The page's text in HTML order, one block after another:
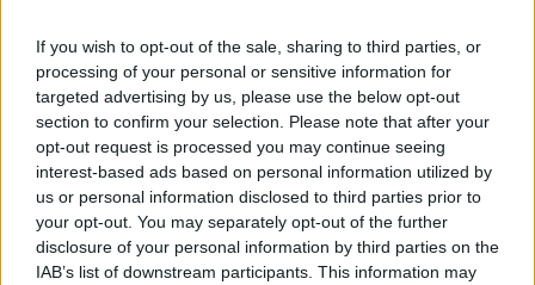
If you wish to opt-out of the sale, sharing to third parties, or
processing of your personal or sensitive information for
targeted advertising by us, please use the below opt-out
section to confirm your selection. Please note that after your
opt-out request is processed you may continue seeing
interest-based ads based on personal information utilized by
us or personal information disclosed to third parties prior to
your opt-out. You may separately opt-out of the further
disclosure of your personal information by third parties on the
IAB’s list of downstream participants. This information may
Kedvencekhez
T.Gábor|2014 augusztus 3. 17:00
A Google új Workshop szolgáltatása
segítségével teljesen egyedi telefonokat
készíthetünk.